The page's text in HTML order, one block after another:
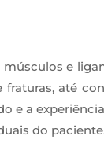
músculos e
até
e a
do